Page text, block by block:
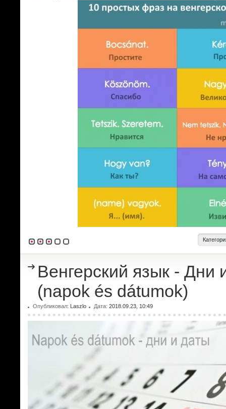
Венгерский язык - Дни
(napok és dátumok)
Опубликовал: Laszlo Дата: 2018.09.23, 10:49